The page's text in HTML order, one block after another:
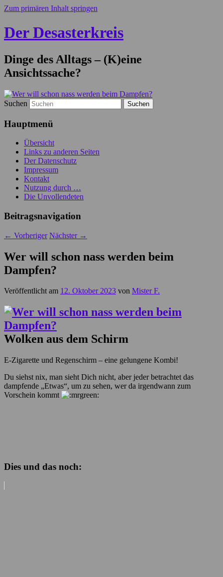
Zum primären Inhalt springen
Der Desasterkreis
Dinge des Alltags – (K)eine
Ansichtssache?
Suchen
Hauptmenü
Übersicht
Links zu anderen Seiten
Der Datenschutz
Impressum
Kontakt
Nutzung durch …
Die Unvollendeten
Beitragsnavigation
← Vorheriger Nächster →
Wer will schon nass werden beim
Dampfen?
Veröffentlicht am 12. Oktober 2023 von Mister F.
Wolken aus dem Schirm
E-Zigarette und Regenschirm – eine gelungene Kombi!
Du siehst nix, man sieht Dich nicht, aber jeder betrachtet das
dampfende „Etwas“, um zu sehen, wer da irgendwann zum
Vorschein kommt
Dies und das noch: